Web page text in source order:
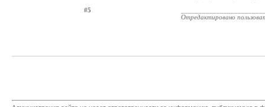
#5
Отредактировано